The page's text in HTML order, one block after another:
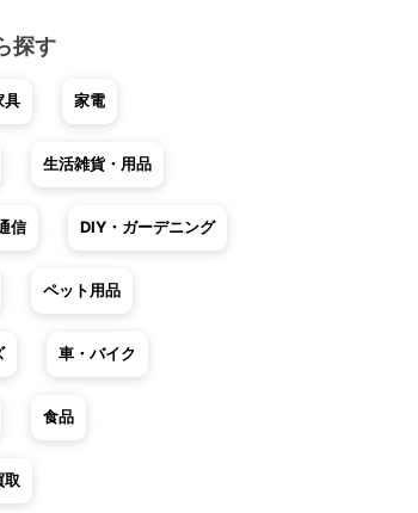
探す
具 家電
生活雑貨・用品
信 DIY・ガーデニング
ペット用品
車・バイク
食品
取